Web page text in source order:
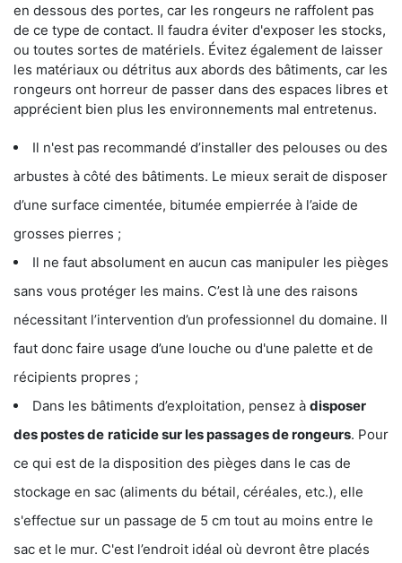
en dessous des portes, car les rongeurs ne raffolent pas
de ce type de contact. Il faudra éviter d'exposer les stocks,
ou toutes sortes de matériels. Évitez également de laisser
les matériaux ou détritus aux abords des bâtiments, car les
rongeurs ont horreur de passer dans des espaces libres et
apprécient bien plus les environnements mal entretenus.
Il n'est pas recommandé d’installer des pelouses ou des
arbustes à côté des bâtiments. Le mieux serait de disposer
d’une surface cimentée, bitumée empierrée à l’aide de
grosses pierres ;
Il ne faut absolument en aucun cas manipuler les pièges
sans vous protéger les mains. C’est là une des raisons
nécessitant l’intervention d’un professionnel du domaine. Il
faut donc faire usage d’une louche ou d'une palette et de
récipients propres ;
Dans les bâtiments d’exploitation, pensez à disposer
des postes de raticide sur les passages de rongeurs. Pour
ce qui est de la disposition des pièges dans le cas de
stockage en sac (aliments du bétail, céréales, etc.), elle
s'effectue sur un passage de 5 cm tout au moins entre le
sac et le mur. C'est l’endroit idéal où devront être placés